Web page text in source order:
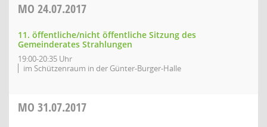
MO 24.07.2017
11. öffentliche/nicht öffentliche Sitzung des
Gemeinderates Strahlungen
19:00-20:35 Uhr
im Schützenraum in der Günter-Burger-Halle
MO 31.07.2017